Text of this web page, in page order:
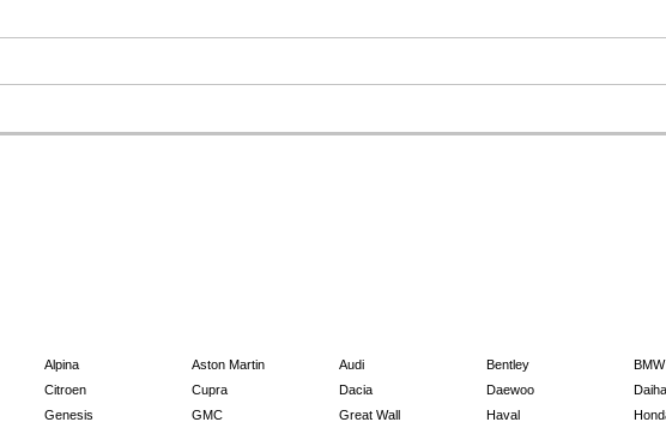
Alpina Aston Martin Audi Bentley BMW
Citroen Cupra Dacia Daewoo
Genesis GMC Great Wall Haval